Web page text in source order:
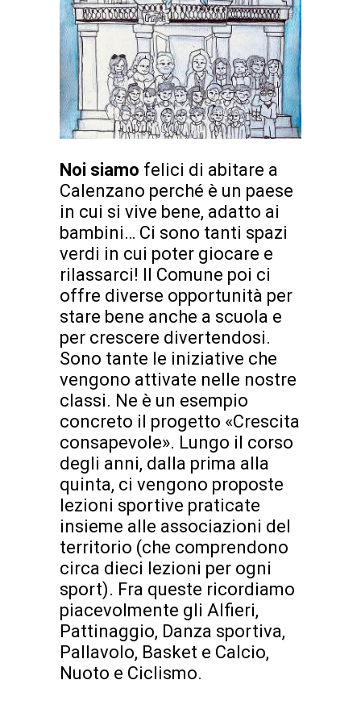
Noi siamo felici di abitare a
Calenzano perché è un paese
in cui si vive bene, adatto ai
bambini… Ci sono tanti spazi
verdi in cui poter giocare e
rilassarci! Il Comune poi ci
offre diverse opportunità per
stare bene anche a scuola e
per crescere divertendosi.
Sono tante le iniziative che
vengono attivate nelle nostre
classi. Ne è un esempio
concreto il progetto «Crescita
consapevole». Lungo il corso
degli anni, dalla prima alla
quinta, ci vengono proposte
lezioni sportive praticate
insieme alle associazioni del
territorio (che comprendono
circa dieci lezioni per ogni
sport). Fra queste ricordiamo
piacevolmente gli Alfieri,
Pattinaggio, Danza sportiva,
Pallavolo, Basket e Calcio,
Nuoto e Ciclismo.